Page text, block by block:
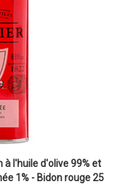
l'huile d'olive 99% et
1% - Bidon rouge 25